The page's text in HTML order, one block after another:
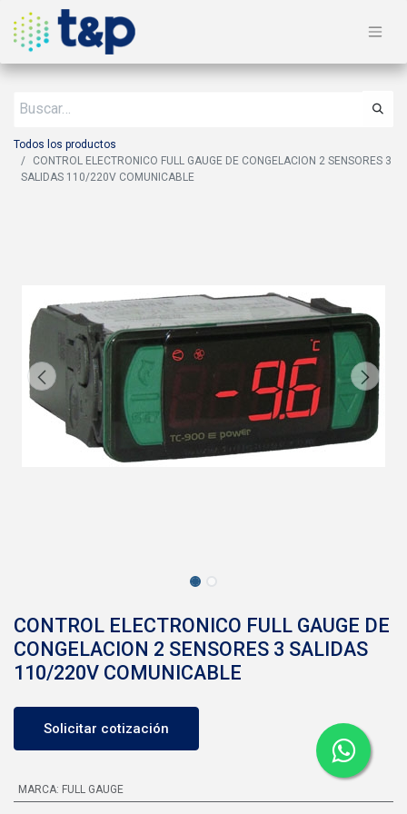
Todos los productos
CONTROL ELECTRONICO FULL GAUGE DE CONGELACION 2 SENSORES 3
SALIDAS 110/220V COMUNICABLE
CONTROL ELECTRONICO FULL GAUGE DE
CONGELACION 2 SENSORES 3 SALIDAS
110/220V COMUNICABLE
Solicitar cotización
MARCA: FULL GAUGE